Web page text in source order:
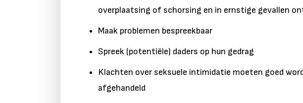
overplaatsing of schorsing en in ernstige gevallen
Maak problemen bespreekbaar
Spreek (potentiële) daders op hun gedrag
Klachten over seksuele intimidatie moeten goed
afgehandeld